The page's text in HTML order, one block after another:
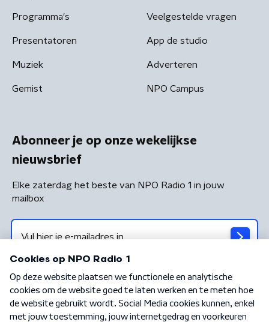
Programma's
Presentatoren
Muziek
Gemist
Veelgestelde vragen
App de studio
Adverteren
NPO Campus
Abonneer je op onze wekelijkse
nieuwsbrief
Elke zaterdag het beste van NPO Radio 1 in jouw
mailbox
Algemene voorwaarden Privacybeleid